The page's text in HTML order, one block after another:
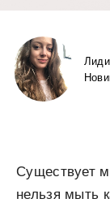
Существует
нельзя мыть